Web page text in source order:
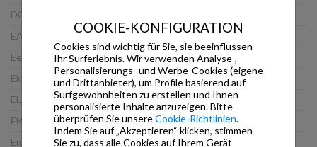
DOORBIRD
EAE
Eelectron
Ekinex
ELAUSYS
Elsner
Embedded Systems
Schneider
Siemens
Steinel
TCI
Thinknx
Viveroo
COOKIE-KONFIGURATION
Cookies sind wichtig für Sie, sie beeinflussen
Ihr Surferlebnis. Wir verwenden Analyse-,
Personalisierungs- und Werbe-Cookies (eigene
und Drittanbieter), um Profile basierend auf
Surfgewohnheiten zu erstellen und Ihnen
personalisierte Inhalte anzuzeigen. Bitte
überprüfen Sie unsereCookie-Richtlinien.
Indem Sie auf „Akzeptieren“ klicken, stimmen
Sie zu, dass alle Cookies auf Ihrem Gerät